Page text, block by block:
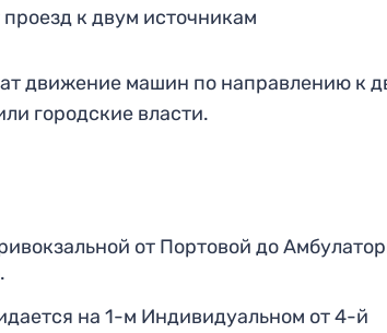
к двум источникам
движение машин по направлению к
городские власти.
от Портовой до
на 1-м Индивидуальном от 4-й